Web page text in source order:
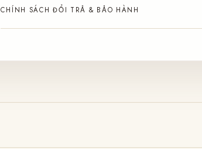
CHÍNH SÁCH ĐỔI TRẢ & BẢO HÀNH